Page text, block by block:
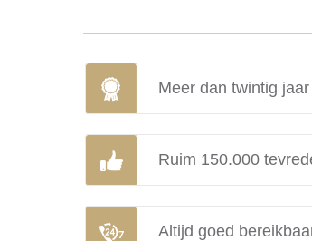
Meer dan twintig
Ruim 150.000
Altijd goed